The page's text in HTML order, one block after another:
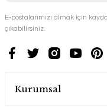
E-postalarımızı almak için
çıkabilirsiniz.
Kurumsal